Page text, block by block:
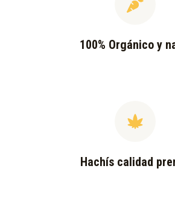
100% Orgánico y
Hachís calidad